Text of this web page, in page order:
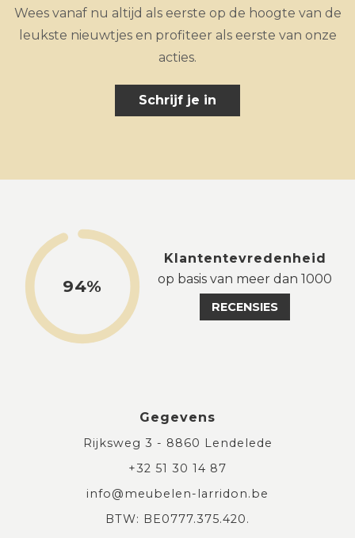
Wees vanaf nu altijd als eerste op de hoogte van de
leukste nieuwtjes en profiteer als eerste van onze
acties.
Schrijf je in
94%
Klantentevredenheid
op basis van meer dan 1000
RECENSIES
Gegevens
Rijksweg 3 - 8860 Lendelede
+32 51 30 14 87
info@meubelen-larridon.be
BTW: BE0777.375.420.